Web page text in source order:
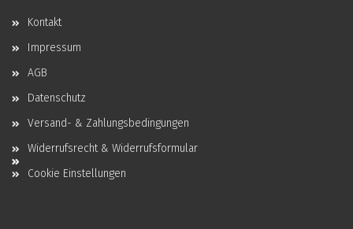
Kontakt
Impressum
AGB
Datenschutz
Versand- & Zahlungsbedingungen
Widerrufsrecht & Widerrufsformular
Cookie Einstellungen